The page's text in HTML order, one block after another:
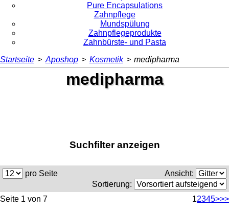
Pure Encapsulations
Zahnpflege
Mundspülung
Zahnpflegeprodukte
Zahnbürste- und Pasta
Startseite > Aposhop > Kosmetik > medipharma
medipharma
Suchfilter anzeigen
pro Seite
Ansicht:
Sortierung:
Seite 1 von 7
12345>>>